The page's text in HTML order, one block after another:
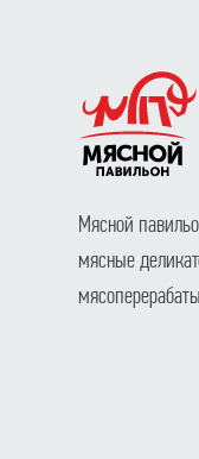
Мясной
мясные